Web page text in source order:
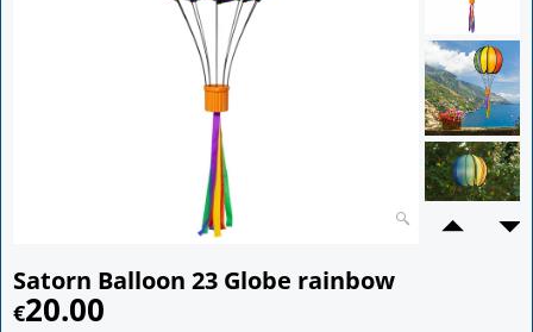
Satorn Balloon 23 Globe rainbow
€20.00